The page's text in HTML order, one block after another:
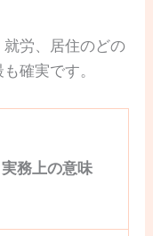
労、居住のどの
確実です。
実務上の意味